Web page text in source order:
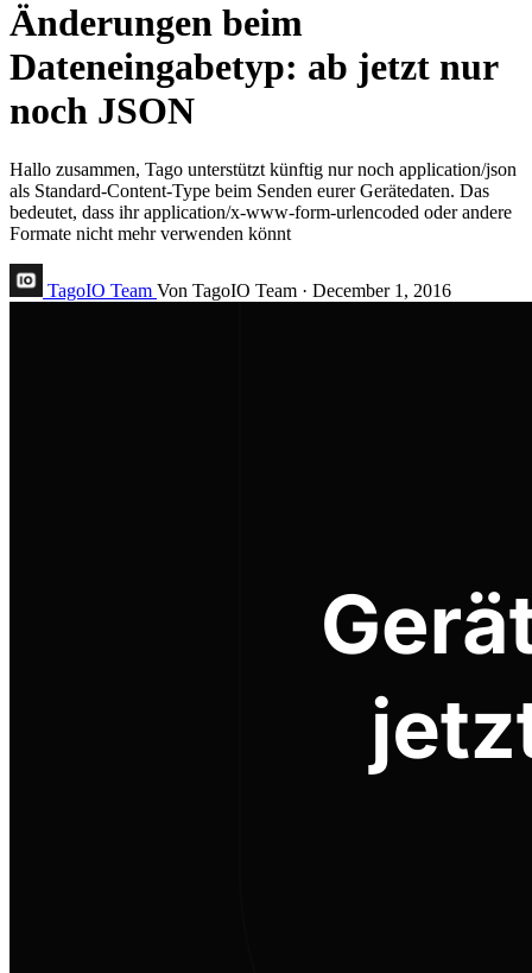
Änderungen beim
Dateneingabetyp: ab jetzt nur
noch JSON
Hallo zusammen, Tago unterstützt künftig nur noch application/json
als Standard-Content-Type beim Senden eurer Gerätedaten. Das
bedeutet, dass ihr application/x-www-form-urlencoded oder andere
Formate nicht mehr verwenden könnt
TagoIO Team Von TagoIO Team · December 1, 2016